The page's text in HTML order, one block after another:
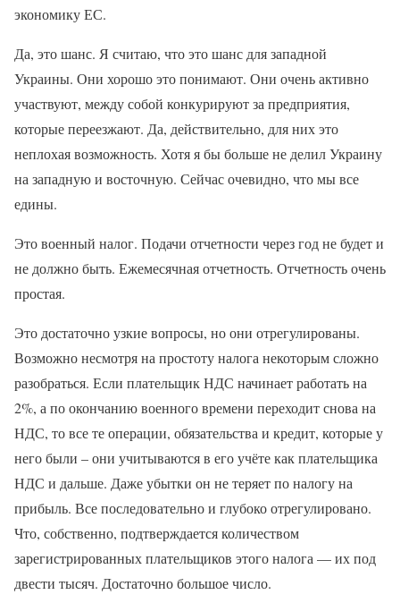
экономику ЕС.
Да, это шанс. Я считаю, что это шанс для западной
Украины. Они хорошо это понимают. Они очень активно
участвуют, между собой конкурируют за предприятия,
которые переезжают. Да, действительно, для них это
неплохая возможность. Хотя я бы больше не делил Украину
на западную и восточную. Сейчас очевидно, что мы все
едины.
Это военный налог. Подачи отчетности через год не будет и
не должно быть. Ежемесячная отчетность. Отчетность очень
простая.
Это достаточно узкие вопросы, но они отрегулированы.
Возможно несмотря на простоту налога некоторым сложно
разобраться. Если плательщик НДС начинает работать на
2%, а по окончанию военного времени переходит снова на
НДС, то все те операции, обязательства и кредит, которые у
него были – они учитываются в его учёте как плательщика
НДС и дальше. Даже убытки он не теряет по налогу на
прибыль. Все последовательно и глубоко отрегулировано.
Что, собственно, подтверждается количеством
зарегистрированных плательщиков этого налога — их под
двести тысяч. Достаточно большое число.